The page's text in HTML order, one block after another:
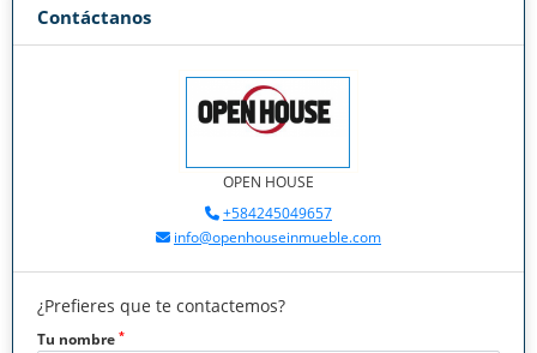
Contáctanos
OPEN HOUSE
+584245049657
info@openhouseinmueble.com
¿Prefieres que te contactemos?
Tu nombre *